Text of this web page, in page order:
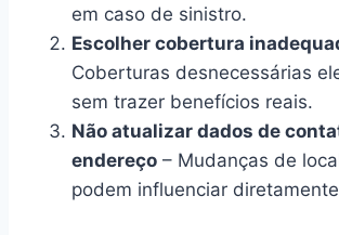
em caso de sinistro.
Escolher cobertura
Coberturas desnecessárias
sem trazer benefícios reais.
Não atualizar dados de
endereço – Mudanças de
podem influenciar